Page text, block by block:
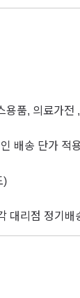
용품, 의료가전
배송 단가 적
)
대리점 정기배